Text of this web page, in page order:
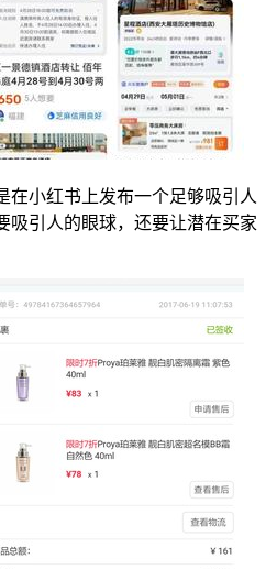
在小红书上发布一个足够吸引人
吸引人的眼球，还要让潜在买家